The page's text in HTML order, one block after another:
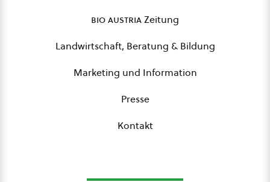
bio austriaZeitung
Landwirtschaft, Beratung & Bildung
Marketing und Information
Presse
Kontakt